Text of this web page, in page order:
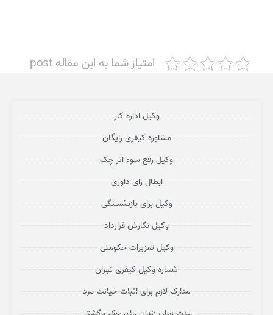
امتیاز شما به این مقاله post
وکیل اداره کار
مشاوره کیفری رایگان
وکیل رفع سوء اثر چک
ابطال رای داوری
وکیل برای بازنشستگی
وکیل نگارش قرارداد
وکیل تعزیرات حکومتی
شماره وکیل کیفری تهران
مدارک لازم برای اثبات خیانت مرد